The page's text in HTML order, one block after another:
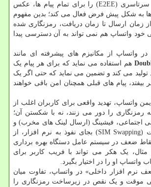
پروتکل، رمزنگاری سرتاسری (E2EE) را برای تمام پیام ها، عکس
ها به شکل پیش فرض فعال می کند؛ بدین مفهوم
زمان ارسال تا زمان دریافت، رمزنگاری شده
خود واتساپ هم نمی تواند به آن دسترسی پیدا
در واتساپ از مکانیزم های پیشرفته ای مانند
هم استفاده می نماید که برای هر پیام یک
تولید می کند و تضمین می نماید که حتی اگر یک
بیفتد، پیام های قبلی همچنان امن باقی خواهند
واتساپ، تهدید واقعی برای کاربران اغلب از
رمزنگاری را دور می زنند، نه با شکستن آن؛
اجتماعی، فیشینگ (ارسال لینک های مخرب) و
جابه جایی سیمکارت (SIM Swapping) بجای نفوذ به نرم افزار، از
ضعف در سیستم عامل دستگاه بهره برداری
مثال، یک هکر می تواند با فریب کاربر برای
واتساپ او را در اختیار بگیرد.
نرم افزار داخلی» در واتساپ، تفاوت میان
موقت و یک نقص در زیرساخت رمزنگاری را